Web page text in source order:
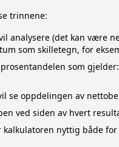
trinnene:
analysere (det kan være
som skilletegn, for
prosentandelen som
se oppdelingen av
ved siden av hvert
nyttig både